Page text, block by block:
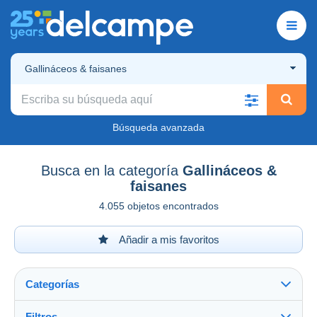
Gallináceos & faisanes
Búsqueda avanzada
Busca en la categoría Gallináceos &
faisanes
4.055 objetos encontrados
Añadir a mis favoritos
Categorías